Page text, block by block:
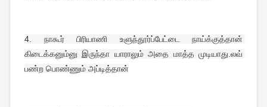
4. நாகூர் பிரியாணி உளுந்தூர்ப்பேட்டை நாய்க்குத்தான்
கிடைக்கனும்னு இருந்தா யாராலும் அதை மாத்த முடியாது.லவ்
பண்ற பொண்ணும் அப்டித்தான்